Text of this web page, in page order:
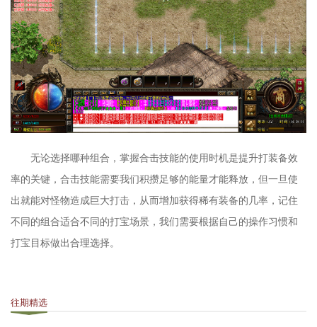
无论选择哪种组合，掌握合击技能的使用时机是提升打装备效
率的关键，合击技能需要我们积攒足够的能量才能释放，但一旦使
出就能对怪物造成巨大打击，从而增加获得稀有装备的几率，记住
不同的组合适合不同的打宝场景，我们需要根据自己的操作习惯和
打宝目标做出合理选择。
往期精选